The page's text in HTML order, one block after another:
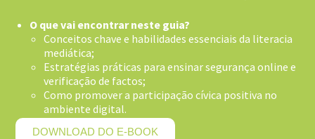
O que vai encontrar neste guia?
Conceitos chave e habilidades essenciais da literacia
mediática;
Estratégias práticas para ensinar segurança online e
verificação de factos;
Como promover a participação cívica positiva no
ambiente digital.
DOWNLOAD DO E-BOOK